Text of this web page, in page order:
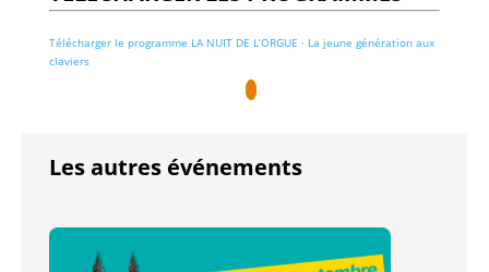
Télécharger le programme LA NUIT DE L’ORGUE · La jeune génération aux
claviers
Les autres événements